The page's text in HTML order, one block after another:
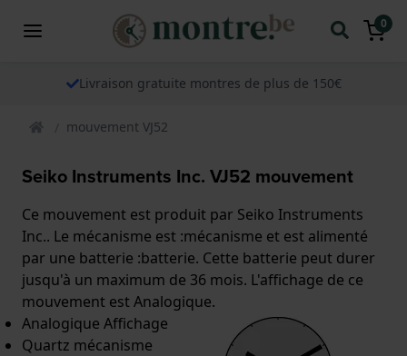
0
Livraison gratuite montres de plus de 150€
mouvement VJ52
Seiko Instruments Inc. VJ52 mouvement
Ce mouvement est produit par Seiko Instruments
Inc.. Le mécanisme est :mécanisme et est alimenté
par une batterie :batterie. Cette batterie peut durer
jusqu'à un maximum de 36 mois. L'affichage de ce
mouvement est Analogique.
Analogique Affichage
Quartz mécanisme